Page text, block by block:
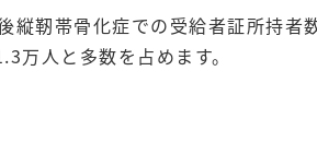
縦靭帯骨化症での受給者証所持者
万人と多数を占めます。